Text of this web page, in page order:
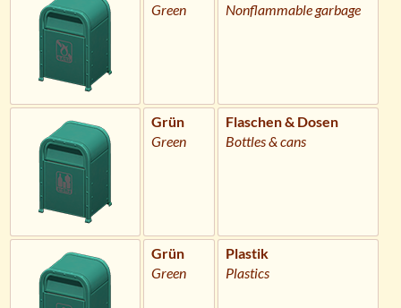
Green
Nonflammable garbage
Grün
Green
Flaschen & Dosen
Bottles & cans
Grün
Green
Plastik
Plastics